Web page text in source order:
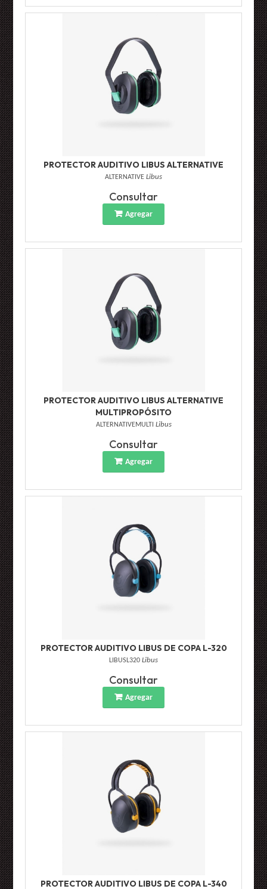
PROTECTOR AUDITIVO LIBUS ALTERNATIVE
ALTERNATIVE Libus
Consultar
Agregar
PROTECTOR AUDITIVO LIBUS ALTERNATIVE
MULTIPROPÓSITO
ALTERNATIVEMULTI Libus
Consultar
Agregar
PROTECTOR AUDITIVO LIBUS DE COPA L-320
LIBUSL320 Libus
Consultar
Agregar
PROTECTOR AUDITIVO LIBUS DE COPA L-340